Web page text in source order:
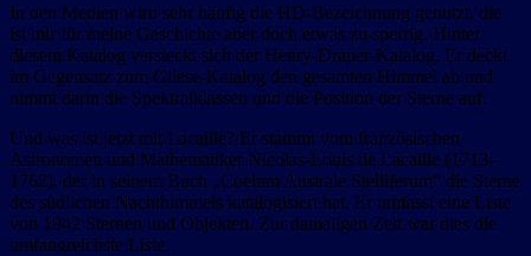
In den Medien wird sehr häufig die HD-Bezeichnung genutzt, die
ist mir für meine Geschichte aber doch etwas zu sperrig. Hinter
diesem Katalog versteckt sich der Henry-Draper-Katalog. Er deckt
im Gegensatz zum Gliese-Katalog den gesamten Himmel ab und
nimmt darin die Spektralklassen und die Position der Sterne auf.
Und was ist jetzt mit Lacaille? Er stammt vom französischen
Astronomen und Mathematiker Nicolas-Louis de Lacaille (1713–
1762), der in seinem Buch „Coelum Australe Stelliferum“ die Sterne
des südlichen Nachthimmels katalogisiert hat. Er umfasst eine Liste
von 1942 Sternen und Objekten. Zur damaligen Zeit war dies die
umfangreichste Liste.